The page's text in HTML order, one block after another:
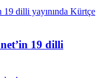
19 dilli